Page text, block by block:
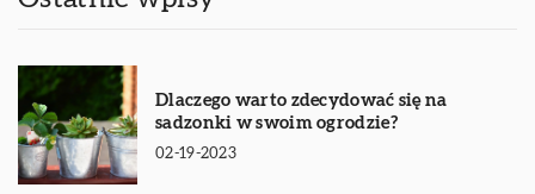
Dlaczego warto zdecydować się na
sadzonki w swoim ogrodzie?
02-19-2023